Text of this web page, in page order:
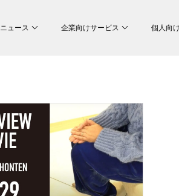
ニュース 企業向けサービス 個人向